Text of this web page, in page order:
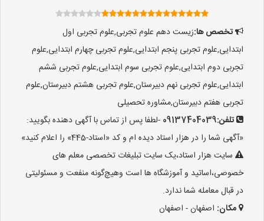
تخصص ها:زیست دهم علوم تجربی,علوم تجربی اول
ابتدایی,علوم تجربی پنجم ابتدایی,علوم تجربی چهارم ابتدایی,علوم
تجربی دوم ابتدایی,علوم تجربی سوم ابتدایی,علوم تجربی ششم
ابتدایی,علوم تجربی نهم دبیرستان,علوم تجربی هشتم دبیرستان,علوم
تجربی هفتم دبیرستان,مشاوره تحصیلی
تلفن:09137404039 -لطفا پس از تماس با آگهی دهنده بگویید:
«آگهی شما را در هزار استاد دیده ام و کد «استاد-445» را اعلام کنید»
سایت هزار استاد،یک سایت تبلیغات تخصصی معلم های
خصوصی،اساتید و آموزشگاه ها است وهیچ‌گونه منفعت و مسئولیتی
در قبال معامله شما ندارد.
مکان: اصفهان - اصفهان